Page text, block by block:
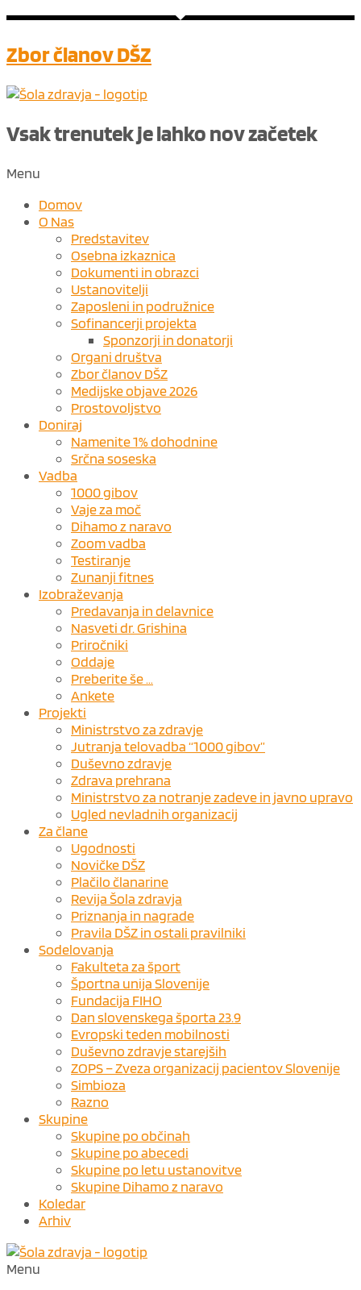
Zbor članov DŠZ
Vsak trenutek je lahko nov ​začetek
Menu
Domov
O Nas
Predstavitev
Osebna izkaznica
Dokumenti in obrazci
Ustanovitelji
Zaposleni in podružnice
Sofinancerji projekta
Sponzorji in donatorji
Organi društva
Zbor članov DŠZ
Medijske objave 2026
Prostovoljstvo
Doniraj
Namenite 1% dohodnine
Srčna soseska
Vadba
1000 gibov
Vaje za moč
Dihamo z naravo
Zoom vadba
Testiranje
Zunanji fitnes
Izobraževanja
Predavanja in delavnice
Nasveti dr. Grishina
Priročniki
Oddaje
Preberite še …
Ankete
Projekti
Ministrstvo za zdravje
Jutranja telovadba “1000 gibov”
Duševno zdravje
Zdrava prehrana
Ministrstvo za notranje zadeve in javno upravo
Ugled nevladnih organizacij
Za člane
Ugodnosti
Novičke DŠZ
Plačilo članarine
Revija Šola zdravja
Priznanja in nagrade
Pravila DŠZ in ostali pravilniki
Sodelovanja
Fakulteta za šport
Športna unija Slovenije
Fundacija FIHO
Dan slovenskega športa 23.9
Evropski teden mobilnosti
Duševno zdravje starejših
ZOPS – Zveza organizacij pacientov Slovenije
Simbioza
Razno
Skupine
Skupine po občinah
Skupine po abecedi
Skupine po letu ustanovitve
Skupine Dihamo z naravo
Koledar
Arhiv
Menu